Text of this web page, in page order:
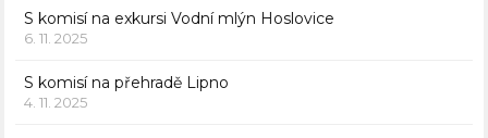
S komisí na exkursi Vodní mlýn Hoslovice
6. 11. 2025
S komisí na přehradě Lipno
4. 11. 2025